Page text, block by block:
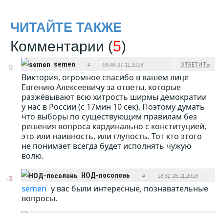
ЧИТАЙТЕ ТАКЖЕ
Комментарии (5)
0 semen # 09:48 27.11.2018 ОТВЕТИТЬ
Виктория, огромное спасибо в вашем лице
Евгению Алексеевичу за ответы, которые
разжёвывают всю хитрость ширмы демократии
у нас в России (с 17мин 10 сек). Поэтому думать
что выборы по существующим правилам без
решения вопроса кардинально с конституцией,
это или наивность, или глупость. Тот кто этого
не понимает всегда будет исполнять чужую
волю.
-1 НОД-посолонь # 18:32 28.11.2018
ОТВЕТИТЬ
semen у вас были интересные, познавательные
вопросы.